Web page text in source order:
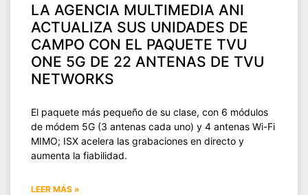
LA AGENCIA MULTIMEDIA ANI
ACTUALIZA SUS UNIDADES DE
CAMPO CON EL PAQUETE TVU
ONE 5G DE 22 ANTENAS DE TVU
NETWORKS
El paquete más pequeño de su clase, con 6 módulos
de módem 5G (3 antenas cada uno) y 4 antenas Wi-Fi
MIMO; ISX acelera las grabaciones en directo y
aumenta la fiabilidad.
LEER MÁS »